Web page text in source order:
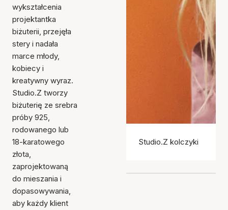
wykształcenia
projektantka
biżuterii, przejęła
stery i nadała
marce młody,
kobiecy i
kreatywny wyraz.
Studio.Z tworzy
biżuterię ze srebra
próby 925,
rodowanego lub
18-karatowego
złota,
zaprojektowaną
do mieszania i
dopasowywania,
aby każdy klient
Studio.Z kolczyki